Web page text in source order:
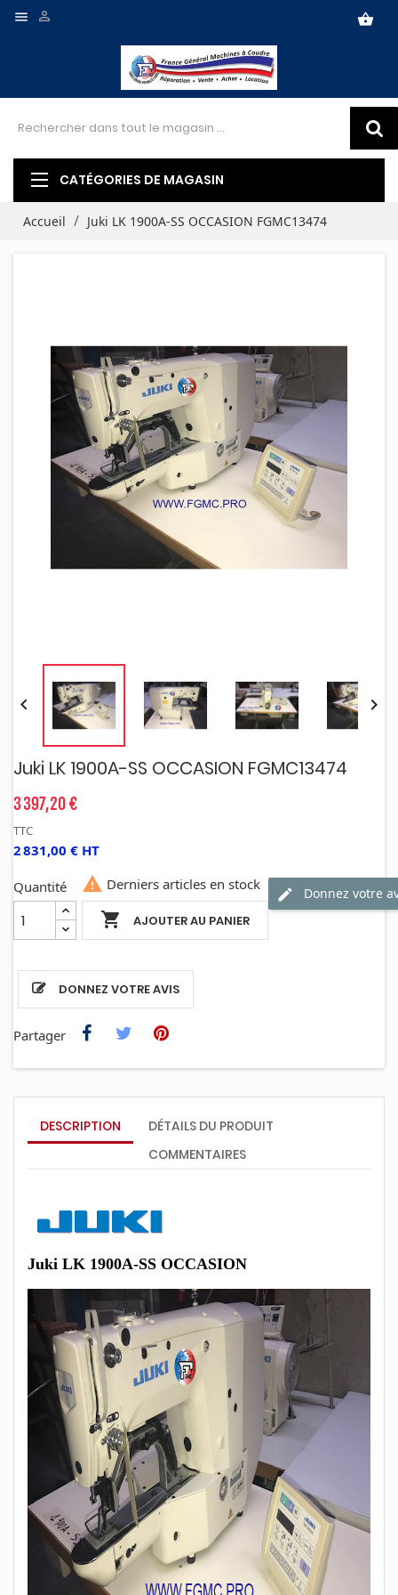
 shopping_basket

CATÉGORIES DE MAGASIN
Accueil Juki LK 1900A-SS OCCASION FGMC13474
 
Juki LK 1900A-SS OCCASION FGMC13474
3 397,20 €
TTC
2 831,00 € HT
Quantité
 AJOUTER AU PANIER
 Derniers articles en stock
DONNEZ VOTRE AVIS
Donnez votre
Partager
DESCRIPTION
DÉTAILS DU PRODUIT
COMMENTAIRES
Juki LK 1900A-SS OCCASION